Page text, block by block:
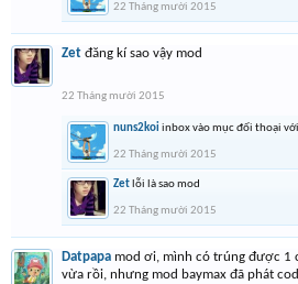
22 Tháng mười 2015
Zet đăng kí sao vậy mod
22 Tháng mười 2015
nuns2koi inbox vào mục đối thoại
22 Tháng mười 2015
Zet lỗi là sao mod
22 Tháng mười 2015
Datpapa mod ơi, mình có trúng được 1
vừa rồi, nhưng mod baymax đã phát